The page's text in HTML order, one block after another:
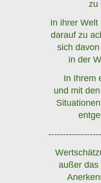
zu
In ihrer
darauf zu
sich
in der
In Ihrem
und mit
außer das